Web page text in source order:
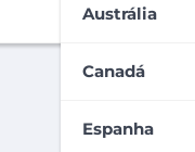
Austrália
Canadá
Espanha
22 de agosto de 2023